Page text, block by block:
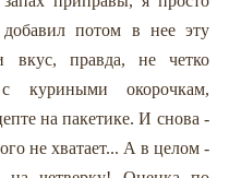
потом в нее эту
вкус, правда, не четко
куриными окорочкам,
на пакетике. И снова -
не хватает... А в целом -